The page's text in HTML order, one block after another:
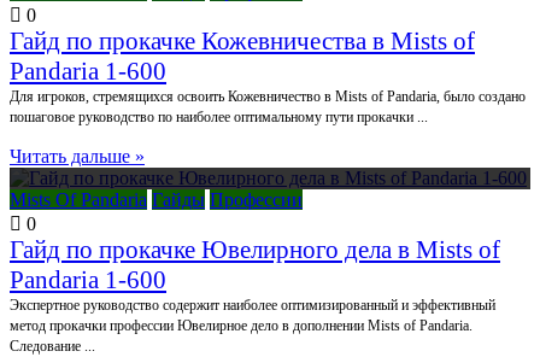
0
Гайд по прокачке Кожевничества в Mists of
Pandaria 1-600
Для игроков, стремящихся освоить Кожевничество в Mists of Pandaria, было создано
пошаговое руководство по наиболее оптимальному пути прокачки ...
Читать дальше »
Mists Of Pandaria Гайды Профессии
0
Гайд по прокачке Ювелирного дела в Mists of
Pandaria 1-600
Экспертное руководство содержит наиболее оптимизированный и эффективный
метод прокачки профессии Ювелирное дело в дополнении Mists of Pandaria.
Следование ...